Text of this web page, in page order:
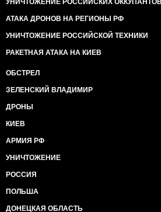
УНИЧТОЖЕНИЕ РОССИЙСКИХ ОККУПАНТОВ
АТАКА ДРОНОВ НА РЕГИОНЫ РФ
УНИЧТОЖЕНИЕ РОССИЙСКОЙ ТЕХНИКИ
РАКЕТНАЯ АТАКА НА КИЕВ
ОБСТРЕЛ
ЗЕЛЕНСКИЙ ВЛАДИМИР
ДРОНЫ
КИЕВ
АРМИЯ РФ
УНИЧТОЖЕНИЕ
РОССИЯ
ПОЛЬША
ДОНЕЦКАЯ ОБЛАСТЬ